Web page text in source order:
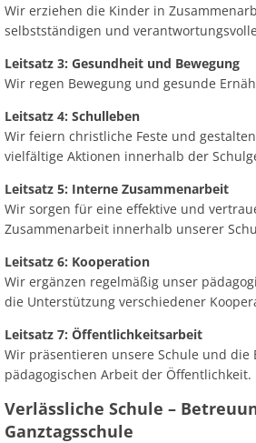
Wir erziehen die Kinder in
selbstständigen und
Leitsatz 3: Gesundheit und Bewegung
Wir regen Bewegung und gesunde
Leitsatz 4: Schulleben
Wir feiern christliche Feste und
vielfältige Aktionen innerhalb der
Leitsatz 5: Interne Zusammenarbeit
Wir sorgen für eine effektive und
Zusammenarbeit innerhalb unserer
Leitsatz 6: Kooperation
Wir ergänzen regelmäßig unser
die Unterstützung verschiedener
Leitsatz 7: Öffentlichkeitsarbeit
Wir präsentieren unsere Schule und die
pädagogischen Arbeit der Öffentlichkeit.
Verlässliche Schule –
Ganztagsschule